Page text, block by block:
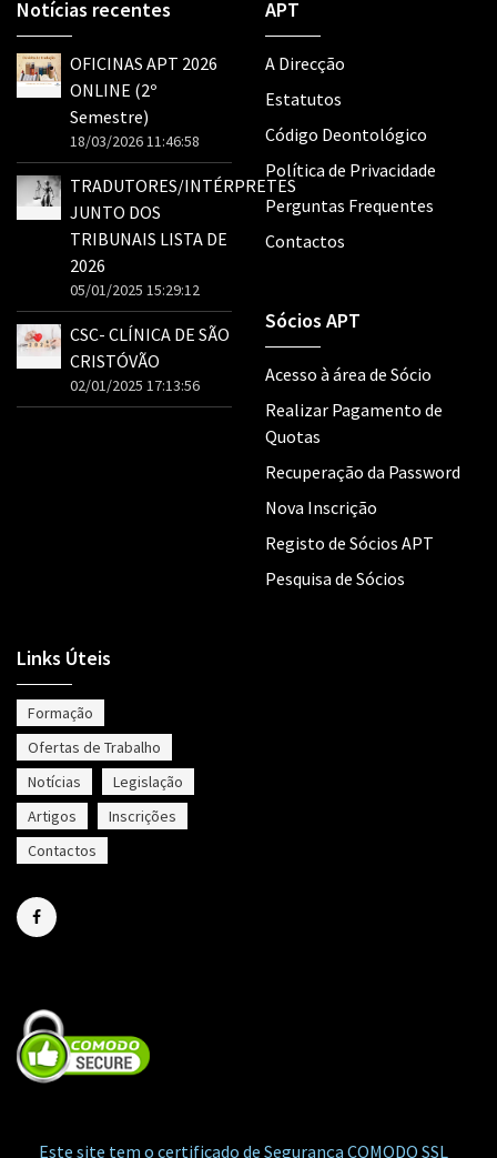
Notícias recentes
OFICINAS APT 2026
ONLINE (2º
Semestre)
18/03/2026 11:46:58
TRADUTORES/INTÉRPRETES
JUNTO DOS
TRIBUNAIS LISTA DE
2026
05/01/2025 15:29:12
CSC- CLÍNICA DE SÃO
CRISTÓVÃO
02/01/2025 17:13:56
APT
A Direcção
Estatutos
Código Deontológico
Política de Privacidade
Perguntas Frequentes
Contactos
Sócios APT
Acesso à área de Sócio
Realizar Pagamento de
Quotas
Recuperação da Password
Nova Inscrição
Registo de Sócios APT
Pesquisa de Sócios
Links Úteis
Formação
Ofertas de Trabalho
Notícias
Legislação
Artigos
Inscrições
Contactos
Este site tem o certificado de Segurança COMODO SSL